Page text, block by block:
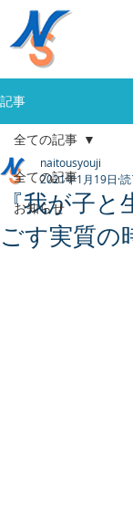
記事
全ての記事
お知らせ
全ての記事
『我が子
ごす実質の
naitousyouji
2021年1月19日